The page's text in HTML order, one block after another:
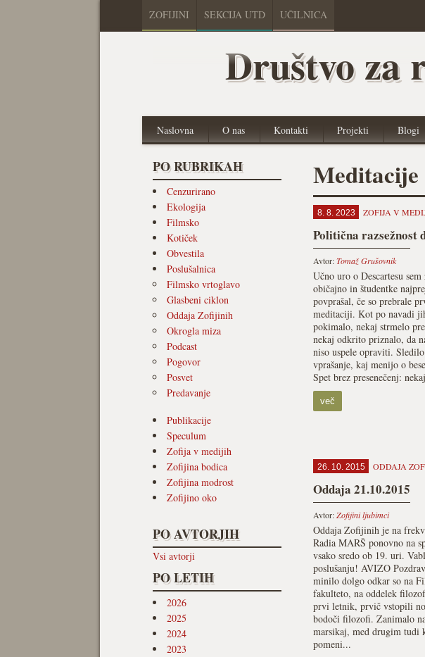
ZOFIJINI SEKCIJA UTD UČILNICA
Društvo za
Naslovna O nas Kontakti Projekti Blogi
PO RUBRIKAH
Cenzurirano
Ekologija
Filmsko
Kotiček
Obvestila
Poslušalnica
Filmsko vrtoglavo
Glasbeni ciklon
Oddaja Zofijinih
Okrogla miza
Podcast
Pogovor
Posvet
Predavanje
Publikacije
Speculum
Zofija v medijih
Zofijina bodica
Zofijina modrost
Zofijino oko
PO AVTORJIH
Vsi avtorji
PO LETIH
2026
2025
2024
2023
Meditacije
8. 8. 2023 ZOFIJA V
Politična razsežnost
Avtor:Tomaž Grušovnik
Učno uro o Descartesu sem
običajno in študentke
povprašal, če so prebrale
meditaciji. Kot po navadi
pokimalo, nekaj strmelo
nekaj odkrito priznalo, da
niso uspele opraviti.
vprašanje, kaj menijo o
Spet brez presenečenj:
več
26. 10. 2015 ODDAJA
Oddaja 21.10.2015
Avtor:Zofijini ljubimci
Oddaja Zofijinih je na
Radia MARŠ ponovno na
vsako sredo ob 19. uri.
poslušanju! AVIZO
minilo dolgo odkar so na
fakulteto, na oddelek
prvi letnik, prvič vstopili
bodoči filozofi. Zanimalo
marsikaj, med drugim tudi
pomeni...